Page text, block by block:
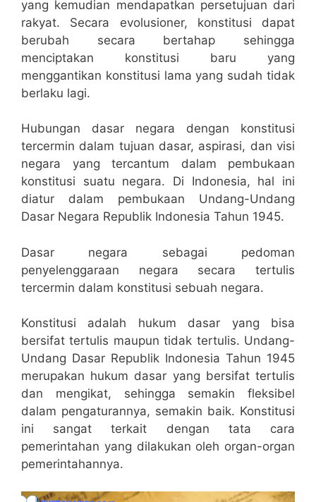
yang kemudian mendapatkan persetujuan dari
rakyat. Secara evolusioner, konstitusi dapat
berubah secara bertahap sehingga
menciptakan konstitusi baru yang
menggantikan konstitusi lama yang sudah tidak
berlaku lagi.
Hubungan dasar negara dengan konstitusi
tercermin dalam tujuan dasar, aspirasi, dan visi
negara yang tercantum dalam pembukaan
konstitusi suatu negara. Di Indonesia, hal ini
diatur dalam pembukaan Undang-Undang
Dasar Negara Republik Indonesia Tahun 1945.
Dasar negara sebagai pedoman
penyelenggaraan negara secara tertulis
tercermin dalam konstitusi sebuah negara.
Konstitusi adalah hukum dasar yang bisa
bersifat tertulis maupun tidak tertulis. Undang-
Undang Dasar Republik Indonesia Tahun 1945
merupakan hukum dasar yang bersifat tertulis
dan mengikat, sehingga semakin fleksibel
dalam pengaturannya, semakin baik. Konstitusi
ini sangat terkait dengan tata cara
pemerintahan yang dilakukan oleh organ-organ
pemerintahannya.